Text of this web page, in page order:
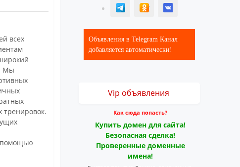
всех
Мы
тренировок.
помощью
T ОК ВК
Объявления в Telegram Канал
добавляется автоматически!
Vip объявления
Как сюда попасть?
Купить домен для сайта!
Безопасная сделка!
Проверенные доменные
имена!